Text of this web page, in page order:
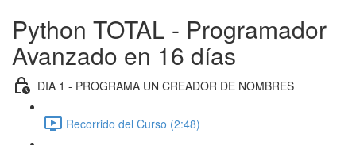
Python TOTAL - Programador
Avanzado en 16 días
DIA 1 - PROGRAMA UN CREADOR DE NOMBRES
Recorrido del Curso (2:48)